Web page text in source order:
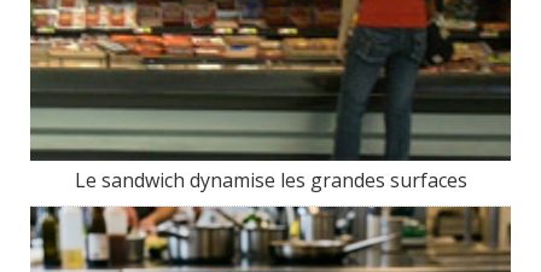
Le sandwich dynamise les grandes surfaces